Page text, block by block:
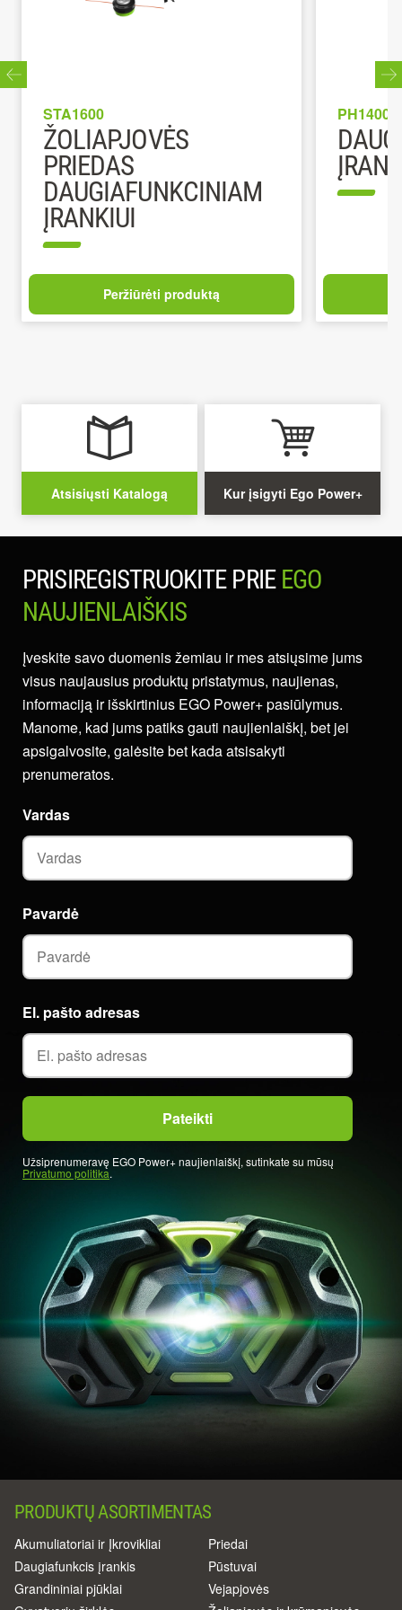
STA1600
ŽOLIAPJOVĖS
PRIEDAS
DAUGIAFUNKCINIAM
ĮRANKIUI
Peržiūrėti produktą
PH1400E
Atsisiųsti Katalogą Kur įsigyti Ego Power+
PRISIREGISTRUOKITE PRIE EGO
NAUJIENLAIŠKIS
Įveskite savo duomenis žemiau ir mes atsiųsime jums
visus naujausius produktų pristatymus, naujienas,
informaciją ir išskirtinius EGO Power+ pasiūlymus.
Manome, kad jums patiks gauti naujienlaiškį, bet jei
apsigalvosite, galėsite bet kada atsisakyti
prenumeratos.
El. pašto adresas
Vardas
Pavardė
Užsiprenumeravę EGO Power+ naujienlaiškį, sutinkate su mūsų
Privatumo politika.
PRODUKTŲ ASORTIMENTAS
Akumuliatoriai ir Įkrovikliai
Daugiafunkcis įrankis
Grandininiai pjūklai
Priedai
Pūstuvai
Vejapjovės